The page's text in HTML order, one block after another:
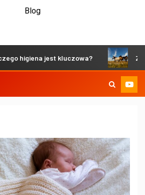
Blog
jest kluczowa?